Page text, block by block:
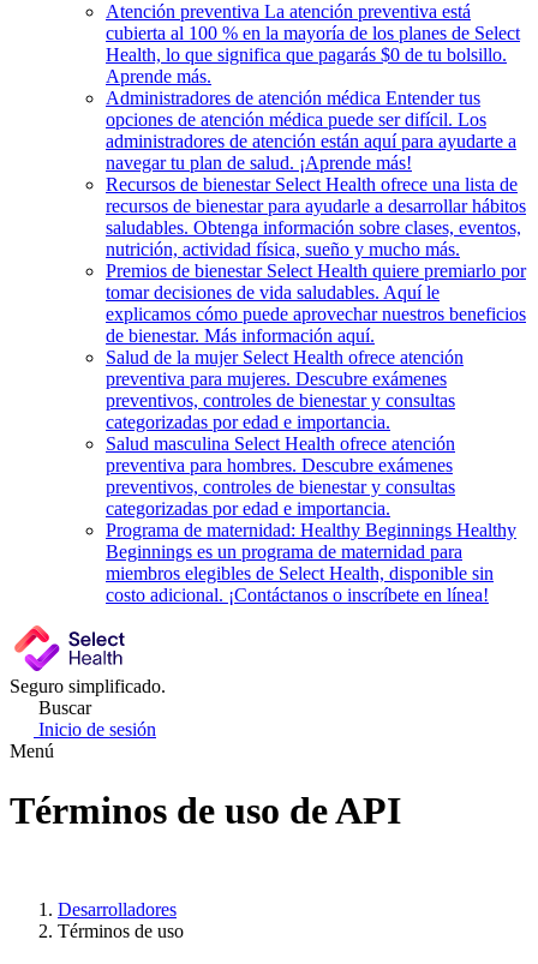
Atención preventiva La atención preventiva está
cubierta al 100 % en la mayoría de los planes de Select
Health, lo que significa que pagarás $0 de tu bolsillo.
Aprende más.
Administradores de atención médica Entender tus
opciones de atención médica puede ser difícil. Los
administradores de atención están aquí para ayudarte a
navegar tu plan de salud. ¡Aprende más!
Recursos de bienestar Select Health ofrece una lista de
recursos de bienestar para ayudarle a desarrollar hábitos
saludables. Obtenga información sobre clases, eventos,
nutrición, actividad física, sueño y mucho más.
Premios de bienestar Select Health quiere premiarlo por
tomar decisiones de vida saludables. Aquí le
explicamos cómo puede aprovechar nuestros beneficios
de bienestar. Más información aquí.
Salud de la mujer Select Health ofrece atención
preventiva para mujeres. Descubre exámenes
preventivos, controles de bienestar y consultas
categorizadas por edad e importancia.
Salud masculina Select Health ofrece atención
preventiva para hombres. Descubre exámenes
preventivos, controles de bienestar y consultas
categorizadas por edad e importancia.
Programa de maternidad: Healthy Beginnings Healthy
Beginnings es un programa de maternidad para
miembros elegibles de Select Health, disponible sin
costo adicional. ¡Contáctanos o inscríbete en línea!
Seguro simplificado.
Buscar
Inicio de sesión
Menú
Términos de uso de API
Desarrolladores
Términos de uso